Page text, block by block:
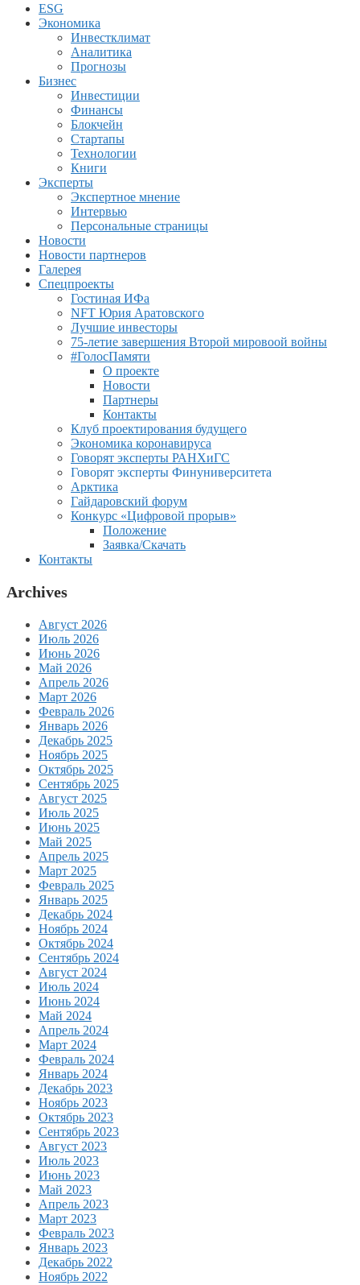
ESG
Экономика
Инвестклимат
Аналитика
Прогнозы
Бизнес
Инвестиции
Финансы
Блокчейн
Стартапы
Технологии
Книги
Эксперты
Экспертное мнение
Интервью
Персональные страницы
Новости
Новости партнеров
Галерея
Спецпроекты
Гостиная ИФа
NFT Юрия Аратовского
Лучшие инвесторы
75-летие завершения Второй мировоой войны
#ГолосПамяти
О проекте
Новости
Партнеры
Контакты
Клуб проектирования будущего
Экономика коронавируса
Говорят эксперты РАНХиГС
Говорят эксперты Финуниверситета
Арктика
Гайдаровский форум
Конкурс «Цифровой прорыв»
Положение
Заявка/Скачать
Контакты
Archives
Август 2026
Июль 2026
Июнь 2026
Май 2026
Апрель 2026
Март 2026
Февраль 2026
Январь 2026
Декабрь 2025
Ноябрь 2025
Октябрь 2025
Сентябрь 2025
Август 2025
Июль 2025
Июнь 2025
Май 2025
Апрель 2025
Март 2025
Февраль 2025
Январь 2025
Декабрь 2024
Ноябрь 2024
Октябрь 2024
Сентябрь 2024
Август 2024
Июль 2024
Июнь 2024
Май 2024
Апрель 2024
Март 2024
Февраль 2024
Январь 2024
Декабрь 2023
Ноябрь 2023
Октябрь 2023
Сентябрь 2023
Август 2023
Июль 2023
Июнь 2023
Май 2023
Апрель 2023
Март 2023
Февраль 2023
Январь 2023
Декабрь 2022
Ноябрь 2022